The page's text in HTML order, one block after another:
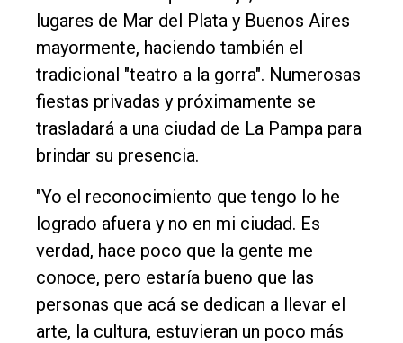
lugares de Mar del Plata y Buenos Aires
mayormente, haciendo también el
tradicional "teatro a la gorra". Numerosas
fiestas privadas y próximamente se
trasladará a una ciudad de La Pampa para
brindar su presencia.
"Yo el reconocimiento que tengo lo he
logrado afuera y no en mi ciudad. Es
verdad, hace poco que la gente me
conoce, pero estaría bueno que las
personas que acá se dedican a llevar el
arte, la cultura, estuvieran un poco más